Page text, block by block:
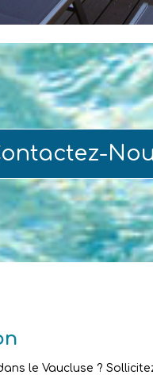
le Vaucluse ?